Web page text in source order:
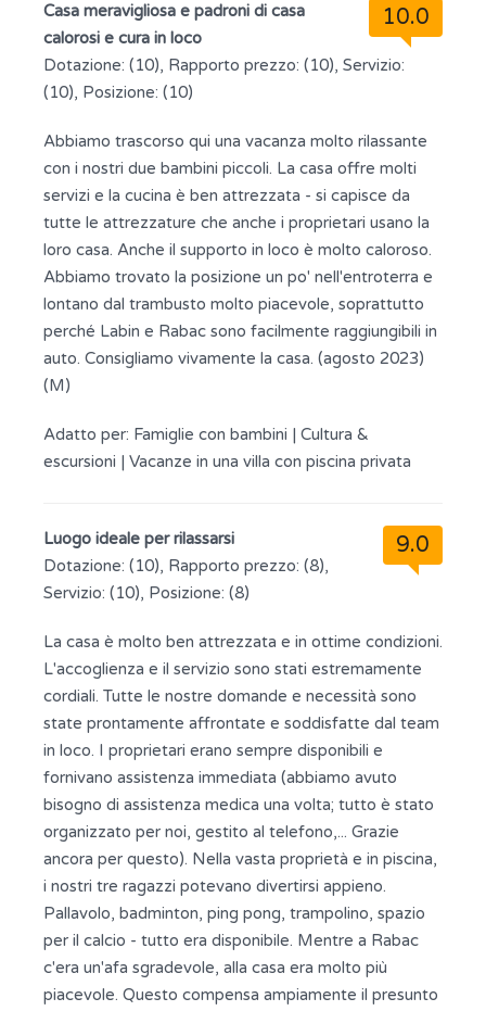
10.0
Casa meravigliosa e padroni di casa
calorosi e cura in loco
Dotazione: (10), Rapporto prezzo: (10), Servizio:
(10), Posizione: (10)
Abbiamo trascorso qui una vacanza molto rilassante
con i nostri due bambini piccoli. La casa offre molti
servizi e la cucina è ben attrezzata - si capisce da
tutte le attrezzature che anche i proprietari usano la
loro casa. Anche il supporto in loco è molto caloroso.
Abbiamo trovato la posizione un po' nell'entroterra e
lontano dal trambusto molto piacevole, soprattutto
perché Labin e Rabac sono facilmente raggiungibili in
auto. Consigliamo vivamente la casa. (agosto 2023)
(M)
Adatto per: Famiglie con bambini | Cultura &
escursioni | Vacanze in una villa con piscina privata
9.0
Luogo ideale per rilassarsi
Dotazione: (10), Rapporto prezzo: (8),
Servizio: (10), Posizione: (8)
La casa è molto ben attrezzata e in ottime condizioni.
L'accoglienza e il servizio sono stati estremamente
cordiali. Tutte le nostre domande e necessità sono
state prontamente affrontate e soddisfatte dal team
in loco. I proprietari erano sempre disponibili e
fornivano assistenza immediata (abbiamo avuto
bisogno di assistenza medica una volta; tutto è stato
organizzato per noi, gestito al telefono,... Grazie
ancora per questo). Nella vasta proprietà e in piscina,
i nostri tre ragazzi potevano divertirsi appieno.
Pallavolo, badminton, ping pong, trampolino, spazio
per il calcio - tutto era disponibile. Mentre a Rabac
c'era un'afa sgradevole, alla casa era molto più
piacevole. Questo compensa ampiamente il presunto